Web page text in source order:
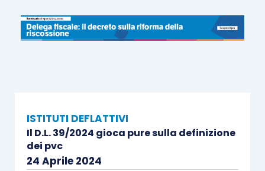
ISTITUTI DEFLATTIVI
Il D.L. 39/2024 gioca pure sulla definizione
dei pvc
24 Aprile 2024